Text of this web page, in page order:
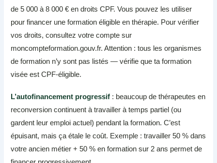
de 5 000 à 8 000 € en droits CPF. Vous pouvez les utiliser
pour financer une formation éligible en thérapie. Pour vérifier
vos droits, consultez votre compte sur
moncompteformation.gouv.fr. Attention : tous les organismes
de formation n’y sont pas listés — vérifie que ta formation
visée est CPF-éligible.
L’autofinancement progressif : beaucoup de thérapeutes en
reconversion continuent à travailler à temps partiel (ou
gardent leur emploi actuel) pendant la formation. C’est
épuisant, mais ça étale le coût. Exemple : travailler 50 % dans
votre ancien métier + 50 % en formation sur 2 ans permet de